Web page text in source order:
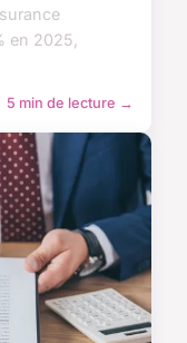
en 2025,
5 min de lecture →